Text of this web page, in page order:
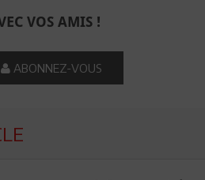
VOS AMIS !
ABONNEZ-VOUS